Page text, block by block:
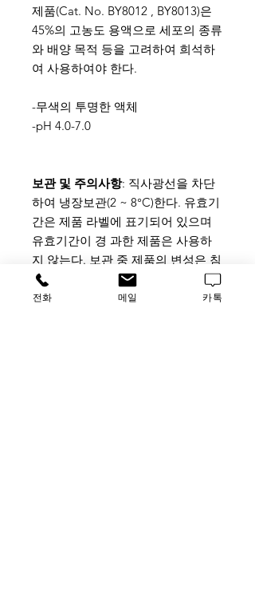
제품(Cat. No. BY8012 , BY8013)은
45%의 고농도 용액으로 세포의 종류
와 배양 목적 등을 고려하여 희석하
여 사용하여야 한다.
-무색의 투명한 액체
-pH 4.0-7.0
보관 및 주의사항: 직사광선을 차단
하여 냉장보관(2 ~ 8°C)한다. 유효기
간은 제품 라벨에 표기되어 있으며
유효기간이 경 과한 제품은 사용하
지 않는다. 보관 중 제품의 변성은 침
전물, 부유물, 탁해짐, 색변화 등으로
나타날 수 있으며 이러한 경우 사용
전화 메일 카톡